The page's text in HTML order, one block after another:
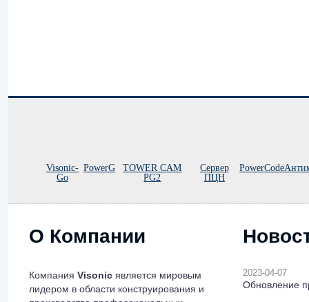
Visonic-
Go
PowerG
TOWER CAM
PG2
Сервер
ПЦН
PowerCode
О Компании
КомпанияVisonic является мировым
лидером в области конструирования и
2023-04-07
Обновление